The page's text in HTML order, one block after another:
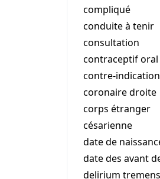
compliqué
conduite à tenir
consultation
contraceptif oral
contre-indication
coronaire droite
corps étranger
césarienne
date de
date des avant
delirium tremens